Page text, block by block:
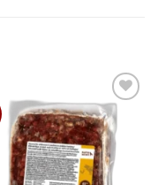
LISA
SOOVINIMEKIRJA